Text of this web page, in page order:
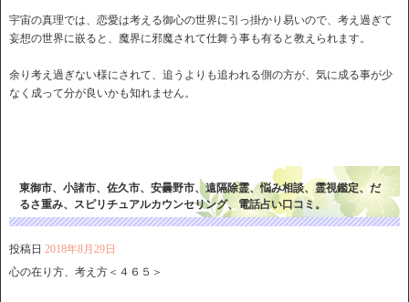
宇宙の真理では、恋愛は考える御心の世界に引っ掛かり易いので、考え過ぎて
妄想の世界に嵌ると、魔界に邪魔されて仕舞う事も有ると教えられます。
余り考え過ぎない様にされて、追うよりも追われる側の方が、気に成る事が少
なく成って分が良いかも知れません。
東御市、小諸市、佐久市、安曇野市、遠隔除霊、悩み相談、霊視鑑定、だ
るさ重み、スピリチュアルカウンセリング、電話占い口コミ。
投稿日 2018年8月29日
心の在り方、考え方＜４６５＞